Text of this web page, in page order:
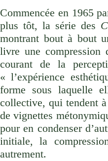
Commencée en 1965
plus tôt, la série des
montrant bout à bout
livre une compression
courant de la
« l’expérience
forme sous laquelle
collective, qui tendent
de vignettes
pour en condenser
initiale, la
autrement.